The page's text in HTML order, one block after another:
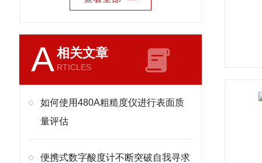
A相关文章
RTICLES
如何使用480A粗糙度仪进行表面质
量评估
便携式数字酸度计不断突破自我寻求